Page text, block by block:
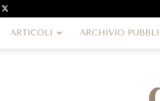
ARTICOLI ARCHIVIO